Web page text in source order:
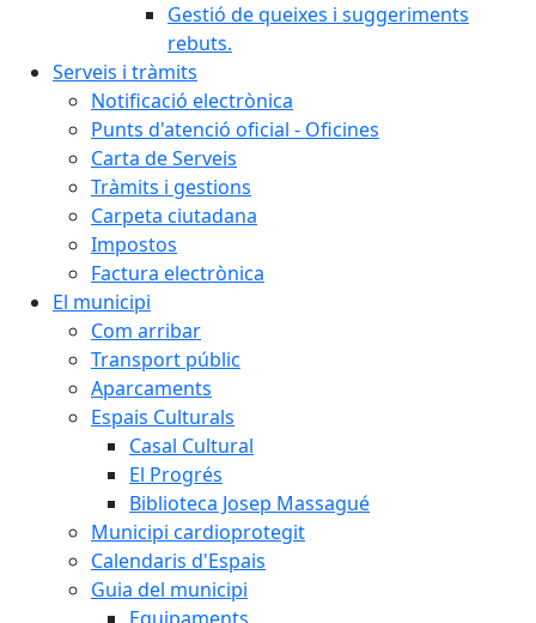
Gestió de queixes i suggeriments
rebuts.
Serveis i tràmits
Notificació electrònica
Punts d'atenció oficial - Oficines
Carta de Serveis
Tràmits i gestions
Carpeta ciutadana
Impostos
Factura electrònica
El municipi
Com arribar
Transport públic
Aparcaments
Espais Culturals
Casal Cultural
El Progrés
Biblioteca Josep Massagué
Municipi cardioprotegit
Calendaris d'Espais
Guia del municipi